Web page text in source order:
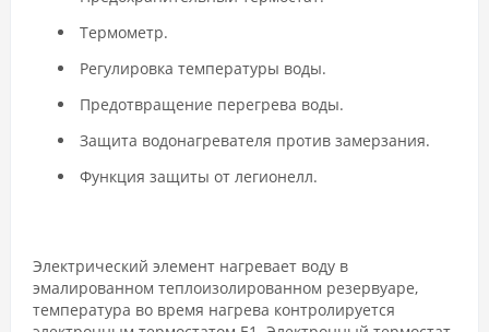
Термометр.
Регулировка температуры воды.
Предотвращение перегрева воды.
Защита водонагревателя против замерзания.
Функция защиты от легионелл.
Электрический элемент нагревает воду в
эмалированном теплоизолированном резервуаре,
температура во время нагрева контролируется